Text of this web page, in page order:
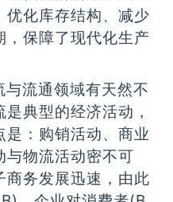
优化库存结构、减少
，保障了现代化生产
流通领域有天然不
典型的经济活动，
：购销活动、商业
与物流活动密不可
商务发展迅速，由此